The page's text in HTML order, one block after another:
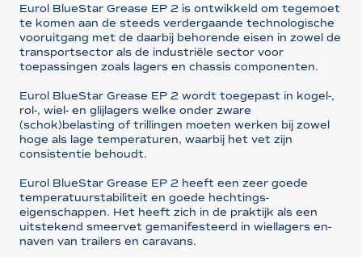
Eurol BlueStar Grease EP 2 is ontwikkeld om tegemoet
te komen aan de steeds verdergaande technologische
vooruitgang met de daarbij behorende eisen in zowel de
transportsector als de industriële sector voor
toepassingen zoals lagers en chassis componenten.
Eurol BlueStar Grease EP 2 wordt toegepast in kogel-,
rol-, wiel- en glijlagers welke onder zware
(schok)belasting of trillingen moeten werken bij zowel
hoge als lage temperaturen, waarbij het vet zijn
consistentie behoudt.
Eurol BlueStar Grease EP 2 heeft een zeer goede
temperatuurstabiliteit en goede hechtings-
eigenschappen. Het heeft zich in de praktijk als een
uitstekend smeervet gemanifesteerd in wiellagers en-
naven van trailers en caravans.